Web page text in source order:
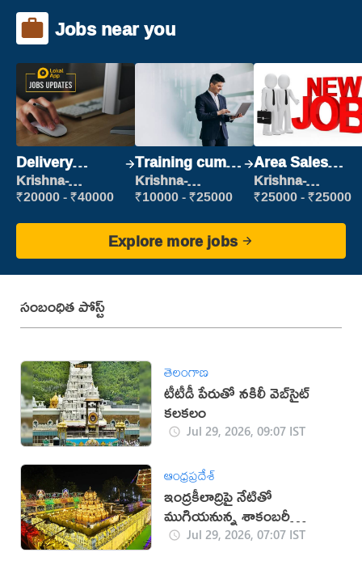
Jobs near you
Delivery
Executive
Krishna-
vijayawada
₹20000 - ₹40000
Training cum
Placement
Krishna-
vijayawada
₹10000 - ₹25000
Area Sales
Manager (Field
Sales)
Krishna-
vijayawada
₹25000 - ₹25000
Explore more jobs
సంబంధిత పోస్ట్
తెలంగాణ
టీటీడీ పేరుతో నకిలీ వెబ్‌సైట్
కలకలం
Jul 29, 2026, 09:07 IST
ఆంధ్రప్రదేశ్
ఇంద్రకీలాద్రిపై నేటితో
ముగియనున్న శాకంబరీ
ఉత్సవాలు
Jul 29, 2026, 07:07 IST